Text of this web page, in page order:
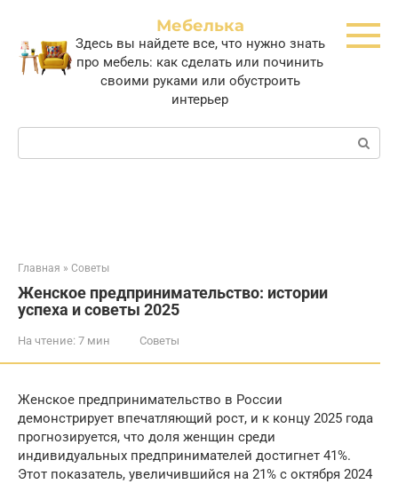
контенту
Мебелька
Здесь вы найдете все, что нужно знать
про мебель: как сделать или починить
своими руками или обустроить
интерьер
Поиск:
Главная » Советы
Женское предпринимательство: истории
успеха и советы 2025
На чтение: 7 мин Советы
Женское предпринимательство в России
демонстрирует впечатляющий рост, и к концу 2025 года
прогнозируется, что доля женщин среди
индивидуальных предпринимателей достигнет 41%.
Этот показатель, увеличившийся на 21% с октября 2024